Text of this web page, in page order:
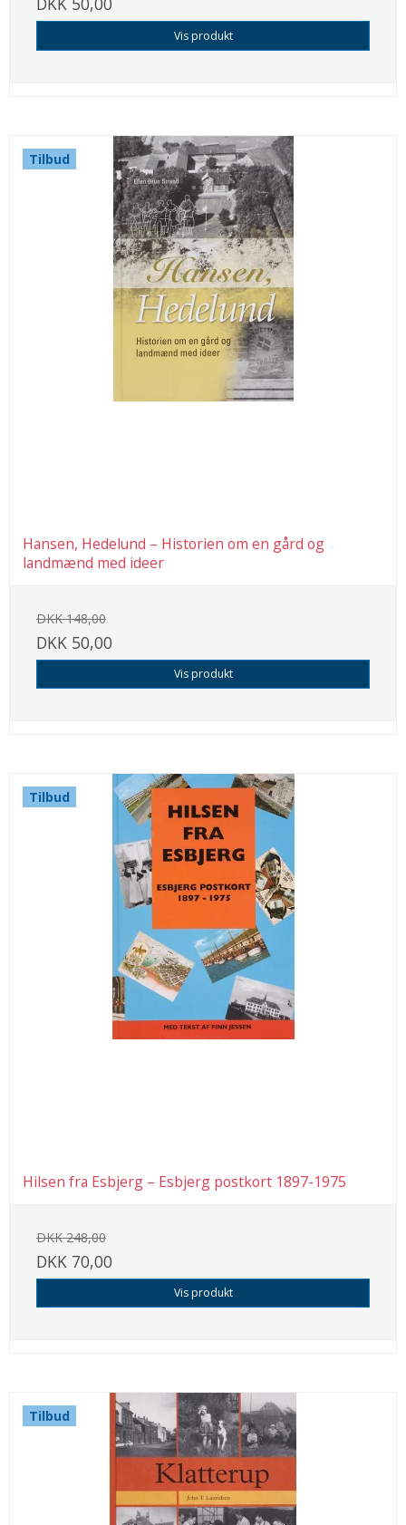
Vis produkt
Tilbud
Hansen, Hedelund – Historien om en gård og
landmænd med ideer
DKK 148,00
DKK 50,00
Vis produkt
Tilbud
Hilsen fra Esbjerg – Esbjerg postkort 1897-1975
DKK 248,00
DKK 70,00
Vis produkt
Tilbud